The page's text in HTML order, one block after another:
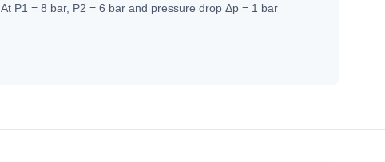
At P1 = 8 bar, P2 = 6 bar and pressure drop Δp = 1 bar